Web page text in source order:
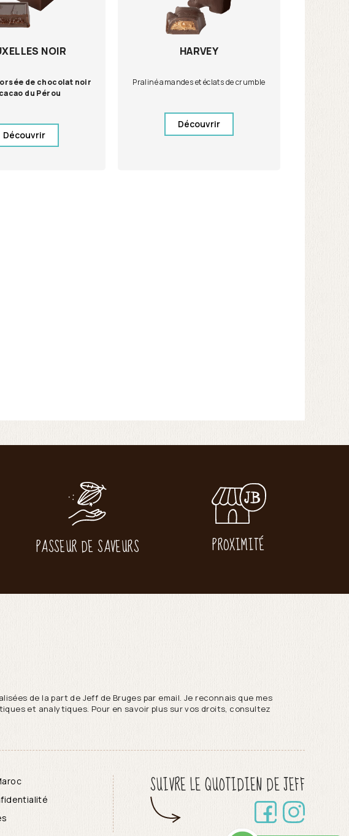
NOIR
de chocolat noir
du Pérou
Découvrir
HARVEY
Praliné amandes et éclats de crumble
Découvrir
PASSEUR DE SAVEURS PROXIMITÉ
de la part de Jeff de Bruges par email. Je reconnais que mes
et analytiques. Pour en savoir plus sur vos droits, consultez
SUIVRE LE QUOTIDIEN DE JEFF